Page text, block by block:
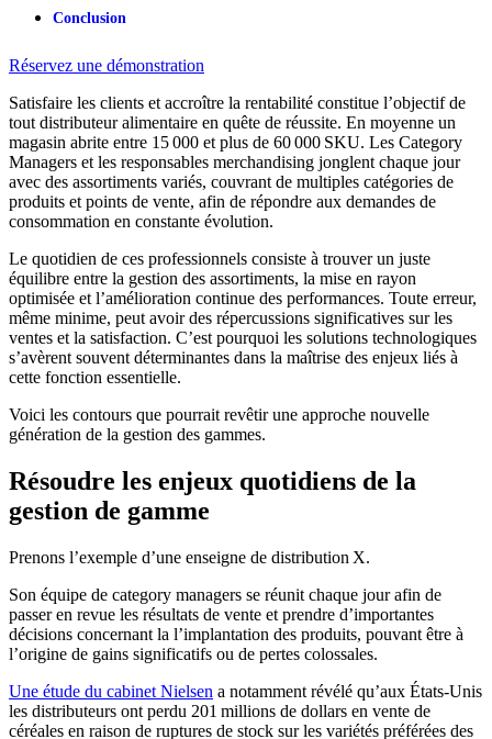
Conclusion
Réservez une démonstration
Satisfaire les clients et accroître la rentabilité constitue l’objectif de
tout distributeur alimentaire en quête de réussite. En moyenne un
magasin abrite entre 15000 et plus de 60000 SKU. Les Category
Managers et les responsables merchandising jonglent chaque jour
avec des assortiments variés, couvrant de multiples catégories de
produits et points de vente, afin de répondre aux demandes de
consommation en constante évolution.
Le quotidien de ces professionnels consiste à trouver un juste
équilibre entre la gestion des assortiments, la mise en rayon
optimisée et l’amélioration continue des performances. Toute erreur,
même minime, peut avoir des répercussions significatives sur les
ventes et la satisfaction. C’est pourquoi les solutions technologiques
s’avèrent souvent déterminantes dans la maîtrise des enjeux liés à
cette fonction essentielle.
Voici les contours que pourrait revêtir une approche nouvelle
génération de la gestion des gammes.
Résoudre les enjeux quotidiens de la
gestion de gamme
Prenons l’exemple d’une enseigne de distribution X.
Son équipe de category managers se réunit chaque jour afin de
passer en revue les résultats de vente et prendre d’importantes
décisions concernant la l’implantation des produits, pouvant être à
l’origine de gains significatifs ou de pertes colossales.
Une étude du cabinet Nielsen a notamment révélé qu’aux États-Unis
les distributeurs ont perdu 201 millions de dollars en vente de
céréales en raison de ruptures de stock sur les variétés préférées des